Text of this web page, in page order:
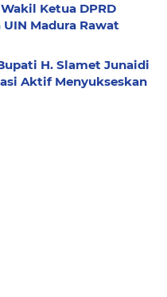
Ketua DPRD
Madura Rawat
H. Slamet Junaidi
Aktif Menyukseskan